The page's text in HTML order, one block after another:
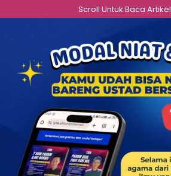
to
Scroll Untuk Baca Artikel